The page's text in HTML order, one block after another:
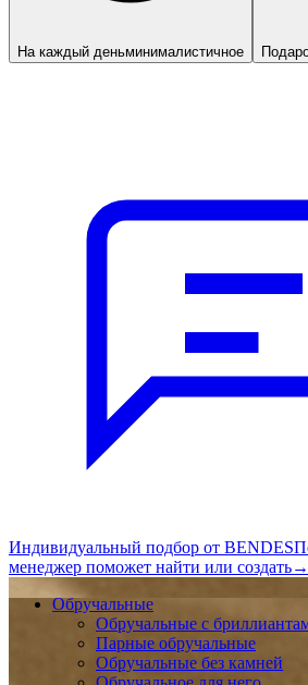
На каждый деньминималистичное
Индивидуальный подбор от BENDES
менеджер поможет найти или создать→
Обручальные
Обручальные с
Парные обручальные
Обручальные без камней